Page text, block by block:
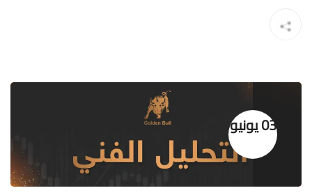
03 يونيو